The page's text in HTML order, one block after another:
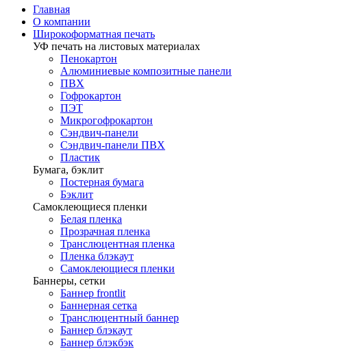
Главная
О компании
Широкоформатная печать
УФ печать на листовых материалах
Пенокартон
Алюминиевые композитные панели
ПВХ
Гофрокартон
ПЭТ
Микрогофрокартон
Сэндвич-панели
Сэндвич-панели ПВХ
Пластик
Бумага, бэклит
Постерная бумага
Бэклит
Самоклеющиеся пленки
Белая пленка
Прозрачная пленка
Транслюцентная пленка
Пленка блэкаут
Самоклеющиеся пленки
Баннеры, сетки
Баннер frontlit
Баннерная сетка
Транслюцентный баннер
Баннер блэкаут
Баннер блэкбэк